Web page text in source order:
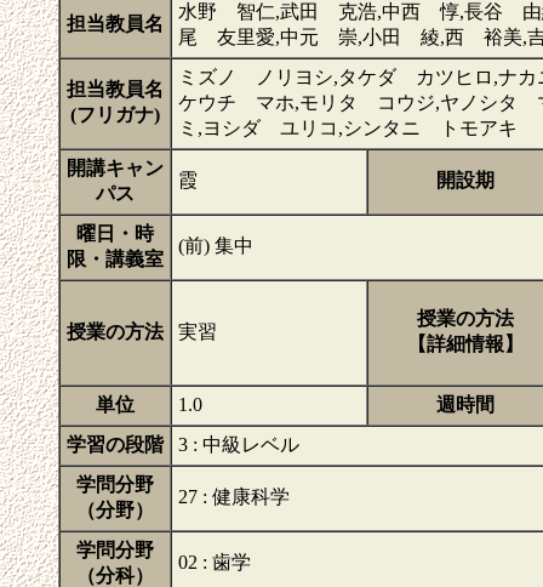
担当教員名
水野 智仁,武田 克浩,中西 惇,長谷
尾 友里愛,中元 崇,小田 綾,西 裕美,
担当教員名
(フリガナ)
ミズノ ノリヨシ,タケダ カツヒロ,ナ
ケウチ マホ,モリタ コウジ,ヤノシタ
ミ,ヨシダ ユリコ,シンタニ トモアキ
開講キャン
パス
霞 開設期
曜日・時
限・講義室
(前) 集中
授業の方法 実習
授業の方法
【詳細情報】
単位 1.0
週時間
学習の段階
3 : 中級レベル
学問分野
（分野）
27 : 健康科学
学問分野
（分科）
02 : 歯学